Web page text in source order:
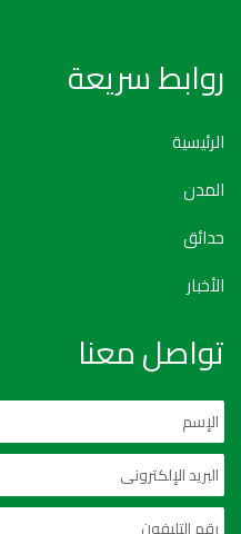
روابط سريعة
الرئيسية
المدن
حدائق
الأخبار
تواصل معنا